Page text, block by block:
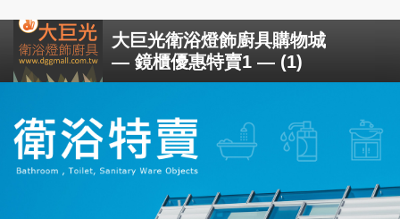
大巨光衛浴燈飾廚具購物城
— 鏡櫃優惠特賣1 — (1)